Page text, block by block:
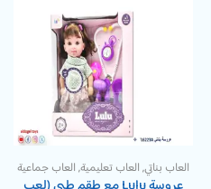
العاب بناتي,العاب تعليمية,العاب جماعية